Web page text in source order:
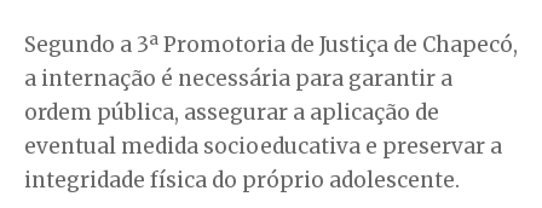
Segundo a 3ª Promotoria de Justiça de Chapecó,
a internação é necessária para garantir a
ordem pública, assegurar a aplicação de
eventual medida socioeducativa e preservar a
integridade física do próprio adolescente.